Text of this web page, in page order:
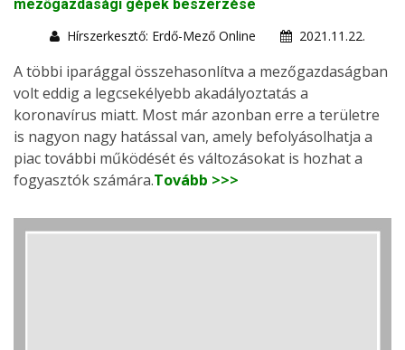
mezőgazdasági gépek beszerzése
Hírszerkesztő: Erdő-Mező Online
2021.11.22.
A többi iparággal összehasonlítva a mezőgazdaságban
volt eddig a legcsekélyebb akadályoztatás a
koronavírus miatt. Most már azonban erre a területre
is nagyon nagy hatással van, amely befolyásolhatja a
piac további működését és változásokat is hozhat a
fogyasztók számára.Tovább >>>